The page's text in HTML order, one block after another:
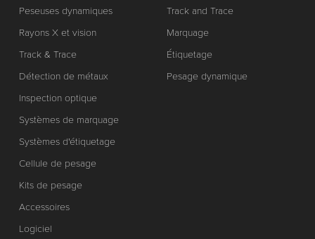
Peseuses dynamiques
Rayons X et vision
Track & Trace
Détection de métaux
Inspection optique
Systèmes de marquage
Systèmes d'étiquetage
Cellule de pesage
Kits de pesage
Accessoires
Logiciel
Track and Trace
Marquage
Étiquetage
Pesage dynamique